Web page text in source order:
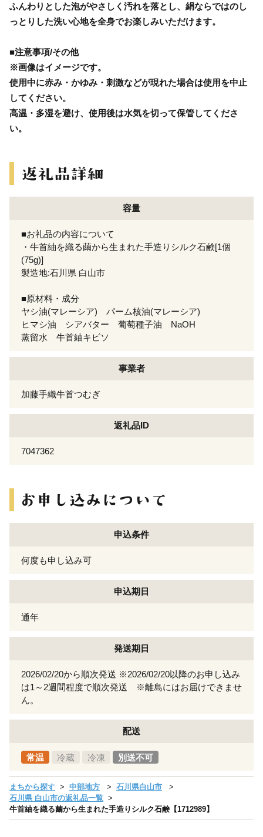
ふんわりとした泡がやさしく汚れを落とし、絹ならではのし
っとりした洗い心地を全身でお楽しみいただけます。
■注意事項/その他
※画像はイメージです。
使用中に赤み・かゆみ・刺激などが現れた場合は使用を中止
してください。
高温・多湿を避け、使用後は水気を切って保管してくださ
い。
容量
■お礼品の内容について
・牛首紬を織る繭から生まれた手造りシルク石鹸[1個
(75g)]
製造地:石川県 白山市
■原材料・成分
ヤシ油(マレーシア) パーム核油(マレーシア)
ヒマシ油 シアバター 葡萄種子油 NaOH
蒸留水 牛首紬キビソ
事業者
加藤手織牛首つむぎ
返礼品ID
7047362
申込条件
何度も申し込み可
申込期日
通年
発送期日
2026/02/20から順次発送 ※2026/02/20以降のお申し込み
は1～2週間程度で順次発送 ※離島にはお届けできませ
ん。
配送
常温 冷蔵 冷凍 別送不可
まちから探す 中部地方
石川県白山市
石川県 白山市の返礼品一覧
牛首紬を織る繭から生まれた手造りシルク石鹸【1712989】